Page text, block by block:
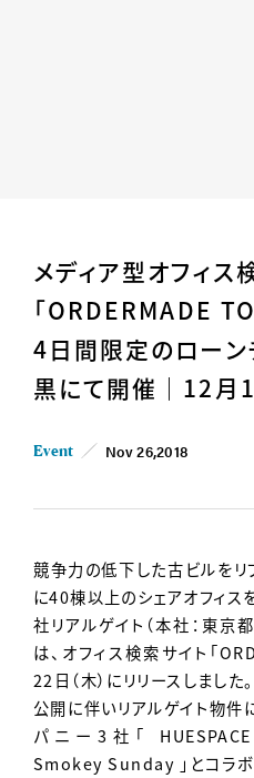
メディア型オフィス
「ORDERMADE
4日間限定のローン
黒にて開催｜12月
Event Nov 26,2018
競争力の低下した古ビルをリ
に40棟以上のシェアオフィス
社リアルゲイト（本社：東京
は、オフィス検索サイト「
22日（木）にリリースしました。
公開に伴いリアルゲイト物件
パニー3社「
Smokey Sunday 」とコラボ
Business
For Owner
Works
IR
Contact